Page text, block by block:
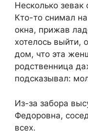
Несколько зевак
Кто-то снимал
окна, прижав
хотелось выйти,
дом, что эта
родственница
подсказывал:
Из-за забора
Федоровна,
всех.